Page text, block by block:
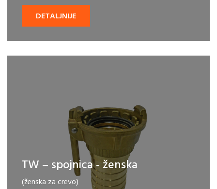
DETALJNIJE
TW – spojnica - ženska
(ženska za crevo)